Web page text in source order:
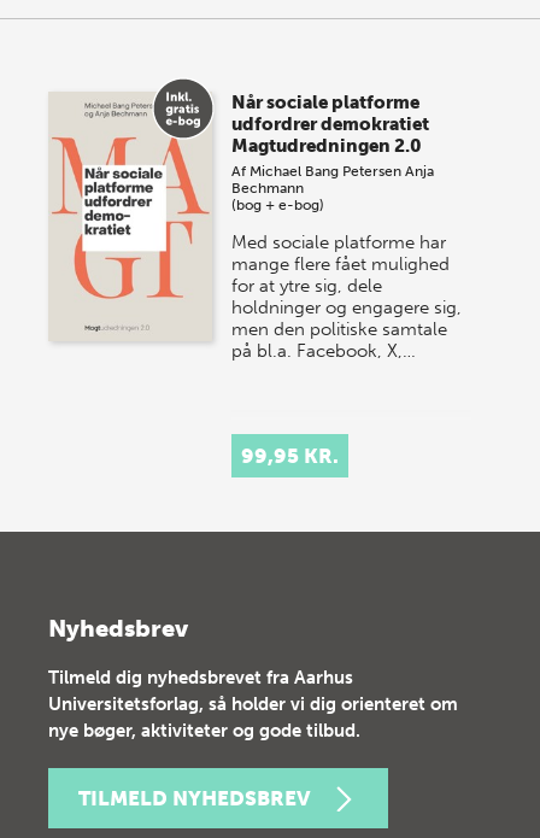
Når sociale platforme
udfordrer demokratiet
Magtudredningen 2.0
Af Michael Bang Petersen Anja
Bechmann
(bog + e-bog)
Med sociale platforme har
mange flere fået mulighed
for at ytre sig, dele
holdninger og engagere sig,
men den politiske samtale
på bl.a. Facebook, X,…
99,95 KR.
Nyhedsbrev
Tilmeld dig nyhedsbrevet fra Aarhus
Universitetsforlag, så holder vi dig orienteret om
nye bøger, aktiviteter og gode tilbud.
TILMELD NYHEDSBREV